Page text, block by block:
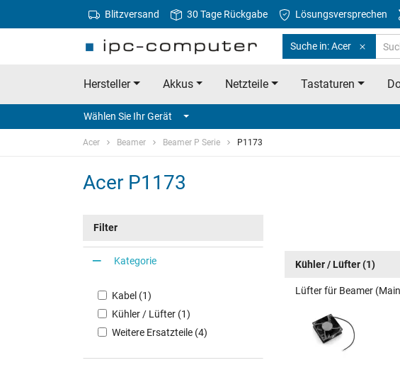
Blitzversand 30 Tage Rückgabe Lösungsversprechen
Suche in: Acer
Hersteller Akkus Netzteile Tastaturen
Wählen Sie Ihr Gerät
Acer Beamer Beamer P Serie P1173
Acer P1173
Filter
Kategorie
Kabel (1)
Kühler / Lüfter (1)
Weitere Ersatzteile (4)
Kühler / Lüfter(1)
Lüfter für Beamer